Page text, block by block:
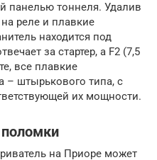
панелью тоннеля. Удалив
реле и плавкие
находится под
за стартер, а F2 (7,5
все плавкие
– штырькового типа, с
их мощности.
на Приоре может